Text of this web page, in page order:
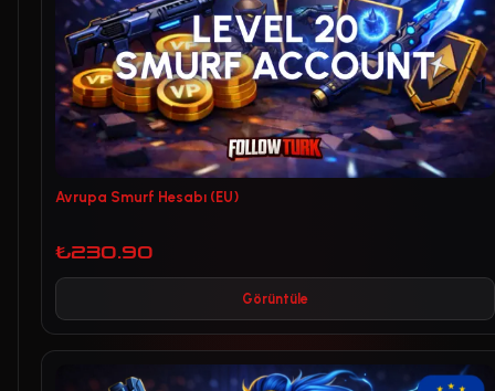
Avrupa Smurf Hesabı (EU)
₺230.90
Görüntüle